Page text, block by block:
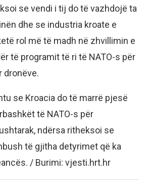
se vendi i tij do të vazhdojë ta
dhe se industria kroate e
rol më të madh në zhvillimin e
të programit të ri të NATO-s për
dronëve.
se Kroacia do të marrë pjesë
të NATO-s për
ndërsa ritheksoi se
të gjitha detyrimet që ka
/ Burimi: vjesti.hrt.hr